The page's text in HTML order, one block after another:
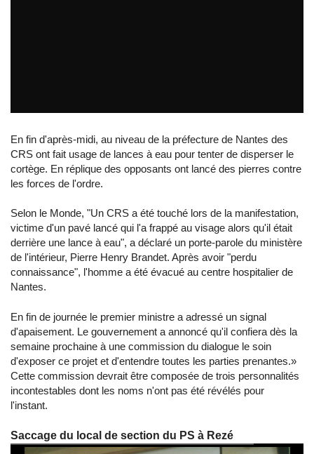
En fin d'après-midi, au niveau de la préfecture de Nantes des
CRS ont fait usage de lances à eau pour tenter de disperser le
cortège. En réplique des opposants ont lancé des pierres contre
les forces de l'ordre.
Selon le Monde, "Un CRS a été touché lors de la manifestation,
victime d'un pavé lancé qui l'a frappé au visage alors qu'il était
derrière une lance à eau", a déclaré un porte-parole du ministère
de l'intérieur, Pierre Henry Brandet. Après avoir "perdu
connaissance", l'homme a été évacué au centre hospitalier de
Nantes.
En fin de journée le premier ministre a adressé un signal
d'apaisement. Le gouvernement a annoncé qu'il confiera dès la
semaine prochaine à une commission du dialogue le soin
d'exposer ce projet et d'entendre toutes les parties prenantes.»
Cette commission devrait être composée de trois personnalités
incontestables dont les noms n'ont pas été révélés pour
l'instant.
Saccage du local de section du PS à Rezé